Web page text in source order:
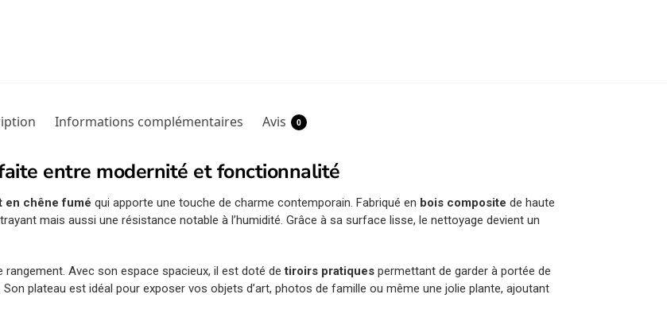
Informations complémentaires Avis 0
entre modernité et fonctionnalité
en chêne fumé qui apporte une touche de charme contemporain. Fabriqué en bois composite de haute
mais aussi une résistance notable à l’humidité. Grâce à sa surface lisse, le nettoyage devient un
Avec son espace spacieux, il est doté detiroirs pratiques permettant de garder à portée de
plateau est idéal pour exposer vos objets d’art, photos de famille ou même une jolie plante, ajoutant